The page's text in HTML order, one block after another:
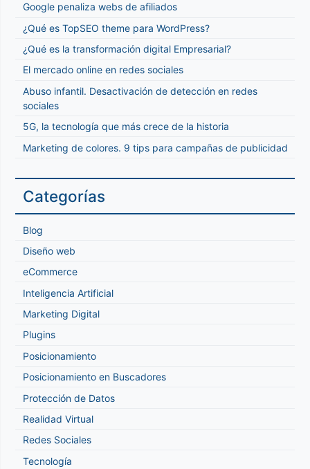
Google penaliza webs de afiliados
¿Qué es TopSEO theme para WordPress?
¿Qué es la transformación digital Empresarial?
El mercado online en redes sociales
Abuso infantil. Desactivación de detección en redes
sociales
5G, la tecnología que más crece de la historia
Marketing de colores. 9 tips para campañas de publicidad
Categorías
Blog
Diseño web
eCommerce
Inteligencia Artificial
Marketing Digital
Plugins
Posicionamiento
Posicionamiento en Buscadores
Protección de Datos
Realidad Virtual
Redes Sociales
Tecnología